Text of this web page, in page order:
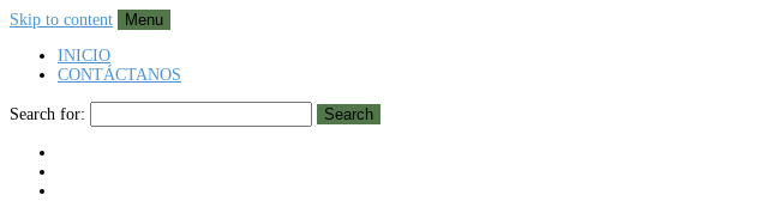
Skip to content
Menu
INICIO
CONTÁCTANOS
Search for: Search